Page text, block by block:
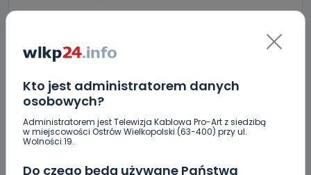
Kto jest administratorem danych
osobowych?
Administratorem jest Telewizja Kablowa Pro-Art z siedzibą
w miejscowości Ostrów Wielkopolski (63-400) przy ul.
Wolności 19.
Do czego będą używane Państwa
KOMENTARZE (2)
0bserwator